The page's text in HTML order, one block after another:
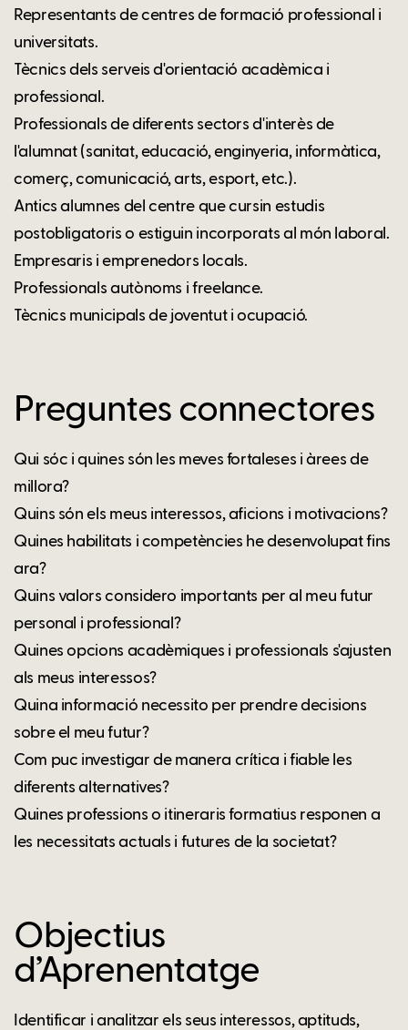
Representants de centres de formació professional i
universitats.
Tècnics dels serveis d'orientació acadèmica i
professional.
Professionals de diferents sectors d'interès de
l'alumnat (sanitat, educació, enginyeria, informàtica,
comerç, comunicació, arts, esport, etc.).
Antics alumnes del centre que cursin estudis
postobligatoris o estiguin incorporats al món laboral.
Empresaris i emprenedors locals.
Professionals autònoms i freelance.
Tècnics municipals de joventut i ocupació.
Preguntes connectores
Qui sóc i quines són les meves fortaleses i àrees de
millora?
Quins són els meus interessos, aficions i motivacions?
Quines habilitats i competències he desenvolupat fins
ara?
Quins valors considero importants per al meu futur
personal i professional?
Quines opcions acadèmiques i professionals s'ajusten
als meus interessos?
Quina informació necessito per prendre decisions
sobre el meu futur?
Com puc investigar de manera crítica i fiable les
diferents alternatives?
Quines professions o itineraris formatius responen a
les necessitats actuals i futures de la societat?
Objectius
d’Aprenentatge
Identificar i analitzar els seus interessos, aptituds,